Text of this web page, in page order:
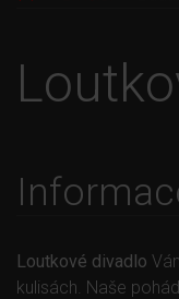
Loutkové divadlo
kulisách. Naše